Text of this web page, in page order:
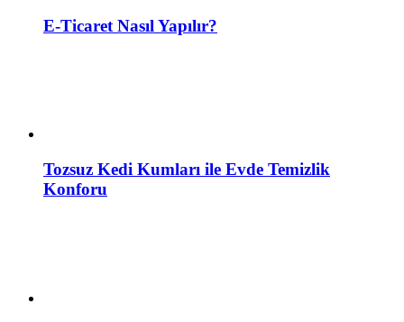
E-Ticaret Nasıl Yapılır?
Tozsuz Kedi Kumları ile Evde Temizlik
Konforu